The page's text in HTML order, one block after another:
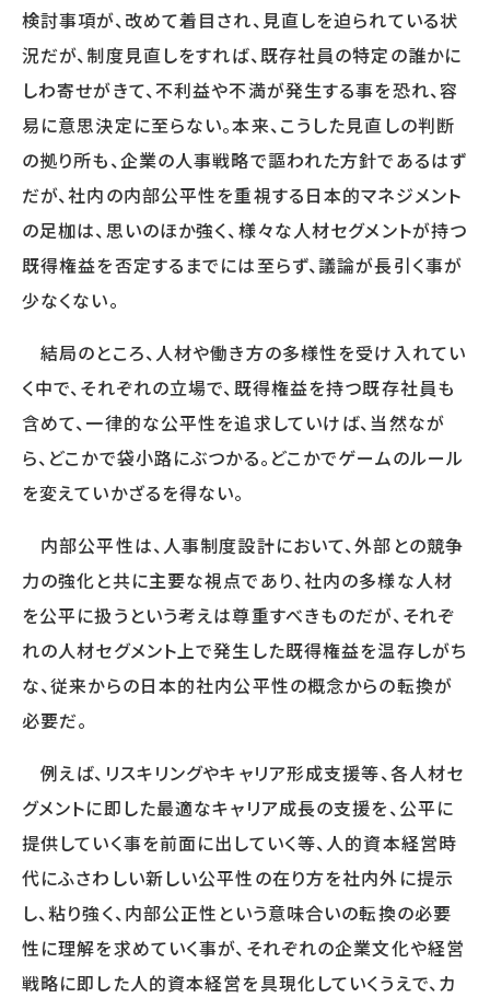
CONTACT
サービスに関するご相談や
お気軽にお問い合わせください
［受付時間］平日 09:00～17:30
無料相談フォーム
資料請求をする
HRデータ解説
ニュースリリース
メールマガジン購読申込フォーム
BOOKS
書籍紹介
検討事項が、改めて着目され、見直しを迫られている状
況だが、制度見直しをすれば、既存社員の特定の誰かに
しわ寄せがきて、不利益や不満が発生する事を恐れ、容
易に意思決定に至らない。本来、こうした見直しの判断
の拠り所も、企業の人事戦略で謳われた方針であるはず
だが、社内の内部公平性を重視する日本的マネジメント
の足枷は、思いのほか強く、様々な人材セグメントが持つ
既得権益を否定するまでには至らず、議論が長引く事が
少なくない。
結局のところ、人材や働き方の多様性を受け入れてい
く中で、それぞれの立場で、既得権益を持つ既存社員も
含めて、一律的な公平性を追求していけば、当然なが
ら、どこかで袋小路にぶつかる。どこかでゲームのルール
を変えていかざるを得ない。
内部公平性は、人事制度設計において、外部との競争
力の強化と共に主要な視点であり、社内の多様な人材
を公平に扱うという考えは尊重すべきものだが、それぞ
れの人材セグメント上で発生した既得権益を温存しがち
な、従来からの日本的社内公平性の概念からの転換が
必要だ。
例えば、リスキリングやキャリア形成支援等、各人材セ
グメントに即した最適なキャリア成長の支援を、公平に
提供していく事を前面に出していく等、人的資本経営時
代にふさわしい新しい公平性の在り方を社内外に提示
し、粘り強く、内部公正性という意味合いの転換の必要
性に理解を求めていく事が、それぞれの企業文化や経営
戦略に即した人的資本経営を具現化していくうえで、カ